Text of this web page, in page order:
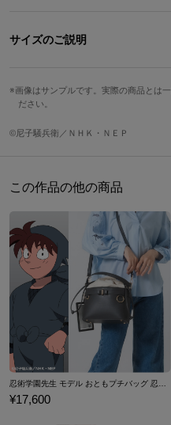
タソガレドキ購買部で購入でき
バッグの内側にポイント満載！
たタグを配置。
ン。包帯をイメージした引手も
オープンポケットは、包帯の下
じさせるオリジナル生地を使用
水筒を愛用している雑渡昆奈
トルが入るボトルホルダー付き。
A4サイズも横にすっぽり収まり
ちょっとこなもん買いに行く
す。
原産国／ 中国
素材／ 本体：合成皮革 裏地：ポリ
サイズのご説明
約26cm
奥行
持ち手立ち上
サイズガイドページはこちら
画像はサンプルです。実際の商品とは
ださい。
©尼子騒兵衛／ＮＨＫ・ＮＥＰ
この作品の他の商品
¥17,600